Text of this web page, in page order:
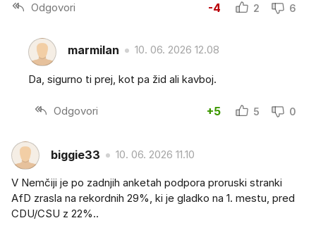
Odgovori -4 2 6
marmilan 10. 06. 2026 12.08
Da, sigurno ti prej, kot pa žid ali kavboj.
Odgovori +5 5 0
biggie33 10. 06. 2026 11.10
V Nemčiji je po zadnjih anketah podpora proruski stranki
AfD zrasla na rekordnih 29%, ki je gladko na 1. mestu, pred
CDU/CSU z 22%..